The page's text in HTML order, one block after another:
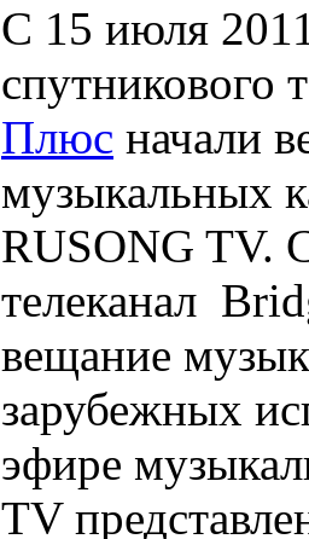
С 15 июля
спутникового
Плюс начали
музыкальных
RUSONG TV.
телеканал
вещание
зарубежных
эфире
TV